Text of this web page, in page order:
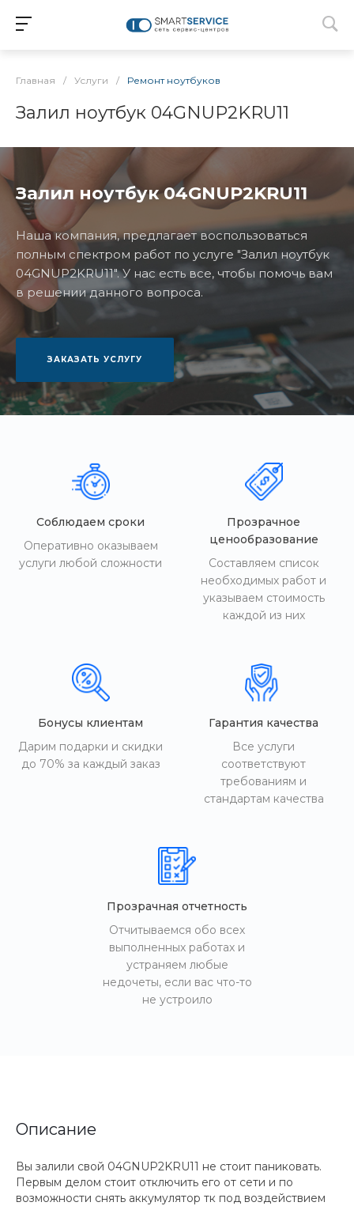
Главная / Услуги / Ремонт ноутбуков
Залил ноутбук 04GNUP2KRU11
Залил ноутбук 04GNUP2KRU11
Наша компания, предлагает воспользоваться
полным спектром работ по услуге "Залил ноутбук
04GNUP2KRU11". У нас есть все, чтобы помочь вам
в решении данного вопроса.
ЗАКАЗАТЬ УСЛУГУ
Соблюдаем сроки
Оперативно оказываем
услуги любой сложности
Прозрачное
ценообразование
Составляем список
необходимых работ и
указываем стоимость
каждой из них
Бонусы клиентам
Дарим подарки и скидки
до 70% за каждый заказ
Гарантия качества
Все услуги
соответствуют
требованиям и
стандартам качества
Прозрачная отчетность
Отчитываемся обо всех
выполненных работах и
устраняем любые
недочеты, если вас что-то
не устроило
Описание
Вы залили свой 04GNUP2KRU11 не стоит паниковать.
Первым делом стоит отключить его от сети и по
возможности снять аккумулятор тк под воздействием